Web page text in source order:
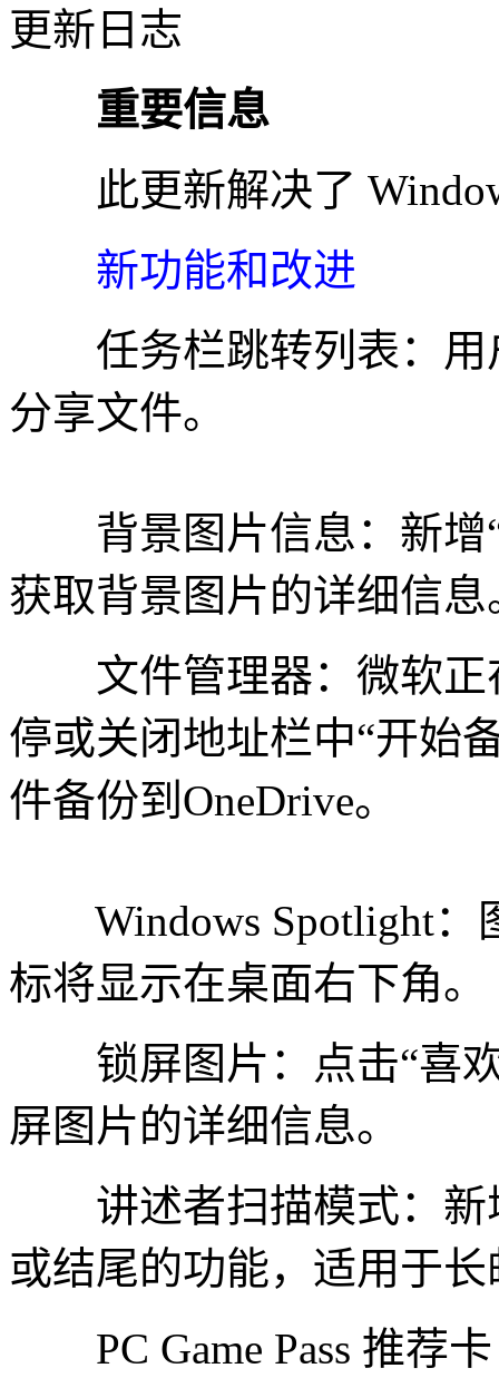
更新日志
重要信息
此更新解决了
新功能和改进
任务栏跳转列表：用
分享文件。
背景图片信息：新增“
获取背景图片的详细信息
文件管理器：微软正
停或关闭地址栏中“开始
件备份到OneDrive。
Windows Spotlight：
标将显示在桌面右下角。
锁屏图片：点击“喜欢
屏图片的详细信息。
讲述者扫描模式：新
或结尾的功能，适用于
PC Game Pass 推荐